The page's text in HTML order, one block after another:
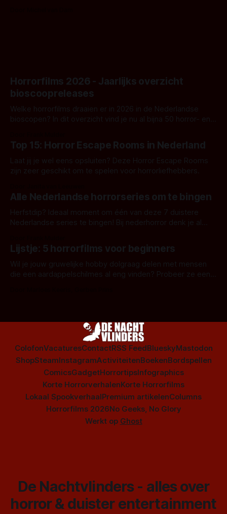
Horrorfilms 2026 - Jaarlijks overzicht
bioscoopreleases
Welke horrorfilms draaien er in 2026 in de Nederlandse
bioscopen? In dit overzicht vind je nu al bijna 50 horror- en
Top 15: Horror Escape Rooms in Nederland
Laat jij je wel eens opsluiten? Deze Horror Escape Rooms
zijn zeer geschikt om te spelen voor horrorliefhebbers.
Alle Nederlandse horrorseries om te bingen
Herfstdip? Ideaal moment om één van deze 7 duistere
Nederlandse series te bingen! Bij nederhorror denk je al
Amsterdamned of The Johnsons. Maar Nederlandse horror
is niet beperkt tot films. Hier een aantal Nederlandse tv-
series uit het duistere of horrorgenre. Als
Lijstje: 5 horrorfilms voor beginners
Wil je jouw gruwelijke hobby dolgraag delen met mensen
die een aardappelschilmes al eng vinden? Probeer ze eens
ColofonVacaturesContactRSS FeedBlueskyMastodon
ShopSteamInstagramActiviteitenBoekenBordspellen
ComicsGadgetHorrortipsInfographics
Korte HorrorverhalenKorte Horrorfilms
Lokaal SpookverhaalPremium artikelenColumns
Horrorfilms 2026No Geeks, No Glory
Werkt op Ghost
De Nachtvlinders - alles over
horror & duister entertainment